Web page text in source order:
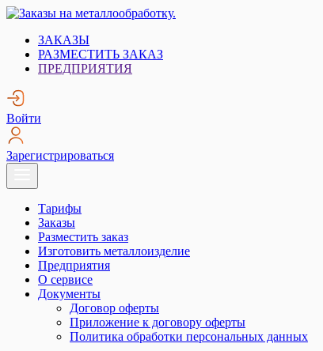
Skip
content
Заказы на металлообработку.
Металлообработка. Открытые заказы на металлообработку.
ЗАКАЗЫ
РАЗМЕСТИТЬ ЗАКАЗ
ПРЕДПРИЯТИЯ
Войти
Зарегистрироваться
Тарифы
Заказы
Разместить заказ
Изготовить металлоизделие
Предприятия
О сервисе
Документы
Договор оферты
Приложение к договору оферты
Политика обработки персональных данных